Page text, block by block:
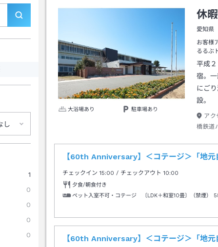
し
1
0
0
0
0
大浴場あり 駐車場あり
休
愛知県
お客様
るるぶ
平成
宿。
にご
設。
アク
橋鉄道
【60th Anniversary】＜コテージ＞「地
チェックイン15:00 / チェックアウト 10:00
夕食/朝食付き
ペット入室不可・コテージ 〔LDK＋和室10畳〕（禁煙）
【60th Anniversary】＜コテージ＞「地